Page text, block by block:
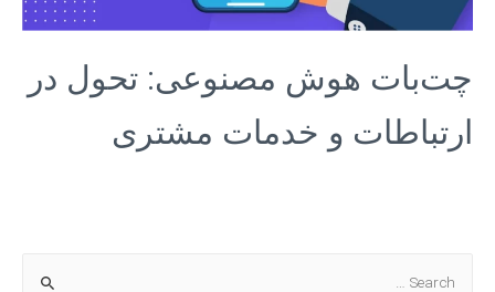
چت‌بات هوش مصنوعی: تحول در
ارتباطات و خدمات مشتری